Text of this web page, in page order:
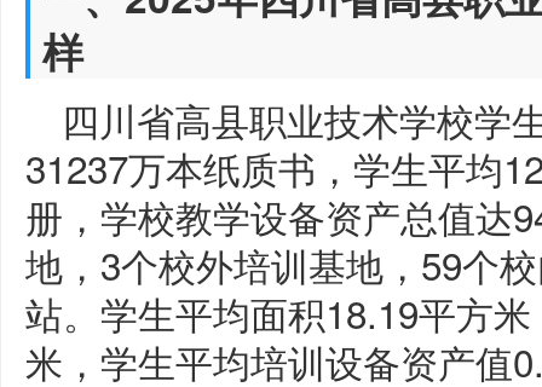
样
四川省高县职业技术学校学
31237万本纸质书，学生平均
册，学校教学设备资产总值达
地，3个校外培训基地，59个
站。学生平均面积18.19平方
米，学生平均培训设备资产值